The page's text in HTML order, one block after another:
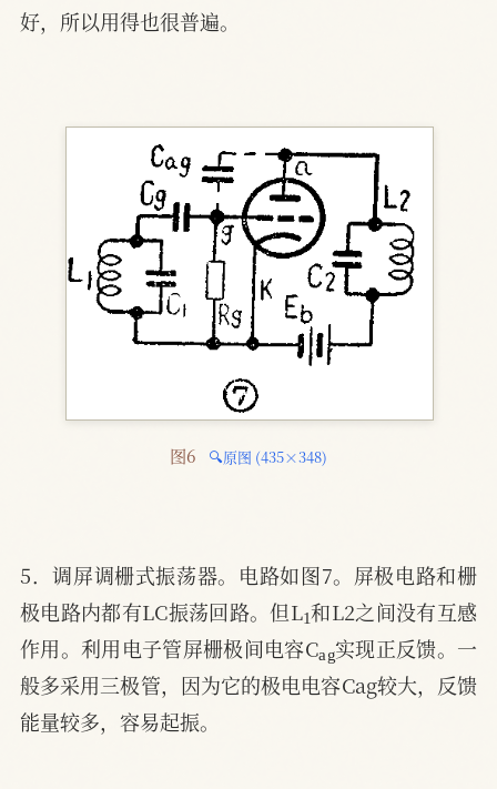
好，所以用得也很普遍。
图6 🔍原图 (435×348)
5．调屏调栅式振荡器。电路如图7。屏极电路和栅
极电路内都有LC振荡回路。但L1和L2之间没有互感
作用。利用电子管屏栅极间电容Cag
实现正反馈。一
般多采用三极管，因为它的极电电容Cag较大，反馈
能量较多，容易起振。